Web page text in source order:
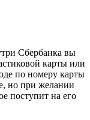
Сбербанка вы
карты или
по номеру карты
но при желании
поступит на его